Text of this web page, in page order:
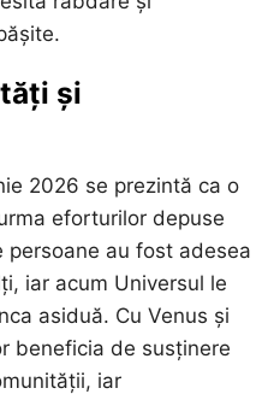
și
2026 se prezintă ca o
eforturilor depuse
au fost adesea
iar acum Universul le
asiduă. Cu Venus și
beneficia de susținere
iar